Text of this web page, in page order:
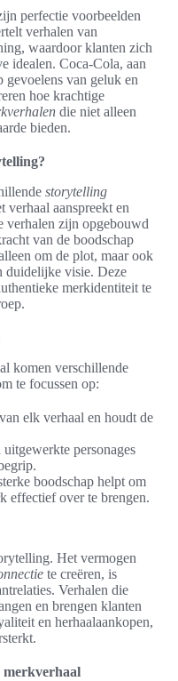
perfectie voorbeelden
verhalen van
waardoor klanten zich
idealen. Coca-Cola, aan
van geluk en
hoe krachtige
die niet alleen
bieden.
storytelling
verhaal aanspreekt en
verhalen zijn opgebouwd
van de boodschap
om de plot, maar ook
duidelijke visie. Deze
merkidentiteit te
komen verschillende
te focussen op:
elk verhaal en houdt de
uitgewerkte personages
boodschap helpt om
effectief over te brengen.
Het vermogen
te creëren, is
Verhalen die
en brengen klanten
en herhaalaankopen,
merkverhaal